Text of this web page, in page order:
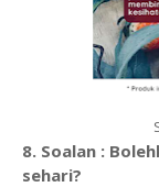
8. Soalan :
sehari?